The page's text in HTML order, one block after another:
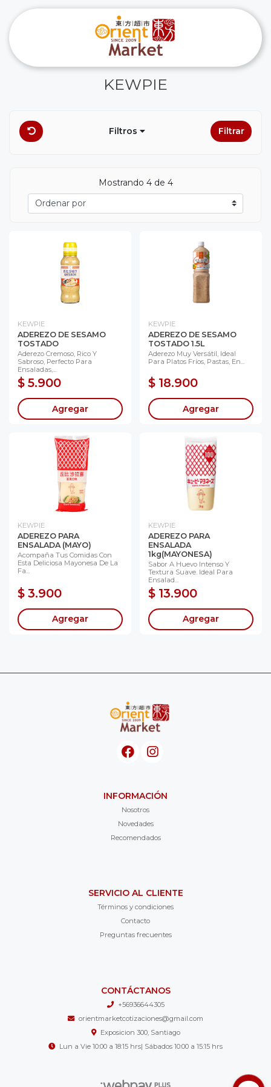
KEWPIE
Filtros Filtrar
Mostrando 4 de 4
KEWPIE
ADEREZO DE SESAMO
TOSTADO
Aderezo Cremoso, Rico Y
Sabroso, Perfecto Para
Ensaladas,...
$ 5.900
Agregar
KEWPIE
ADEREZO DE SESAMO
TOSTADO 1.5L
Aderezo Muy Versátil, Ideal
Para Platos Fríos, Pastas, En...
$ 18.900
Agregar
KEWPIE
ADEREZO PARA
ENSALADA (MAYO)
Acompaña Tus Comidas Con
Esta Deliciosa Mayonesa De La
Fa...
$ 3.900
Agregar
KEWPIE
ADEREZO PARA
ENSALADA
1kg(MAYONESA)
Sabor A Huevo Intenso Y
Textura Suave. Ideal Para
Ensalad...
$ 13.900
Agregar
INFORMACIÓN
Nosotros
Novedades
Recomendados
SERVICIO AL CLIENTE
Términos y condiciones
Contacto
Preguntas frecuentes
CONTÁCTANOS
+56936644305
orientmarketcotizaciones@gmail.com
Exposicion 300, Santiago
Lun a Vie 10:00 a 18:15 hrs| Sábados 10:00 a 15:15 hrs